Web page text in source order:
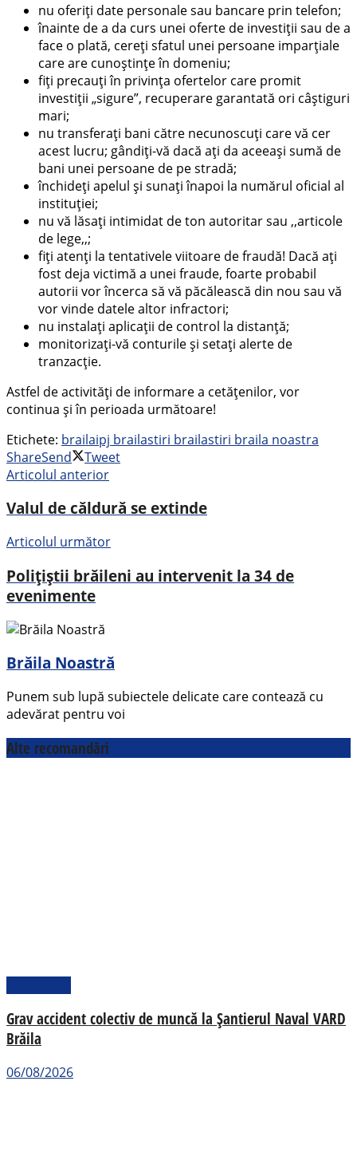
nu oferiți date personale sau bancare prin telefon;
înainte de a da curs unei oferte de investiții sau de a
face o plată, cereți sfatul unei persoane imparțiale
care are cunoștințe în domeniu;
fiți precauți în privința ofertelor care promit
investiții „sigure”, recuperare garantată ori câștiguri
mari;
nu transferați bani către necunoscuți care vă cer
acest lucru; gândiți-vă dacă ați da aceeași sumă de
bani unei persoane de pe stradă;
închideți apelul și sunați înapoi la numărul oficial al
instituției;
nu vă lăsați intimidat de ton autoritar sau ,,articole
de lege,,;
fiți atenți la tentativele viitoare de fraudă! Dacă ați
fost deja victimă a unei fraude, foarte probabil
autorii vor încerca să vă păcălească din nou sau vă
vor vinde datele altor infractori;
nu instalați aplicații de control la distanță;
monitorizați-vă conturile și setați alerte de
tranzacție.
Astfel de activități de informare a cetățenilor, vor
continua și în perioada următoare!
Etichete: brailaipj brailastiri brailastiri braila noastra
ShareSend
Tweet
Articolul anterior
Valul de căldură se extinde
Articolul următor
Polițiștii brăileni au intervenit la 34 de
evenimente
Brăila Noastră
Punem sub lupă subiectele delicate care contează cu
adevărat pentru voi
Alte recomandări
Grav accident colectiv de muncă la Șantierul Naval VARD
Brăila
06/08/2026